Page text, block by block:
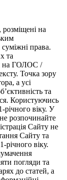
на
права.
та
на ГОЛОС /
Точка зору
а усі
та
Користуючись
річного віку. У
розпочинайте
Сайту не
Сайту та
річного віку.
погляди та
до статей, а